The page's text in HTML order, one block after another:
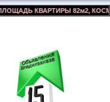
82м2,